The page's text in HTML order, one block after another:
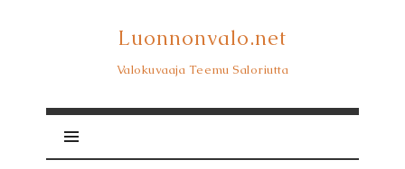
Luonnonvalo.net
Luonnonvalo.net
Valokuvaaja Teemu Saloriutta